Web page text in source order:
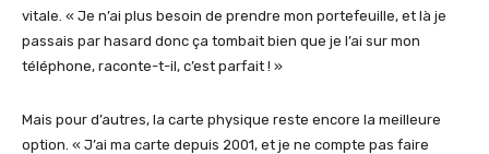
vitale. « Je n’ai plus besoin de prendre mon portefeuille, et là je
passais par hasard donc ça tombait bien que je l’ai sur mon
téléphone, raconte-t-il, c’est parfait ! »
Mais pour d’autres, la carte physique reste encore la meilleure
option. « J’ai ma carte depuis 2001, et je ne compte pas faire